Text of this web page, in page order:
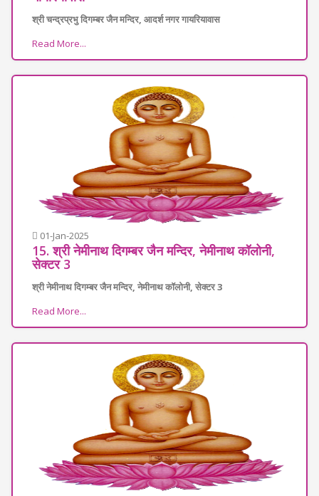
श्री चन्द्रप्रभु दिगम्बर जैन मन्दिर, आदर्श नगर गायरियावास
Read More...
01-Jan-2025
15. श्री नेमीनाथ दिगम्बर जैन मन्दिर, नेमीनाथ कॉलोनी,
सेक्टर 3
श्री नेमीनाथ दिगम्बर जैन मन्दिर, नेमीनाथ कॉलोनी, सेक्टर 3
Read More...